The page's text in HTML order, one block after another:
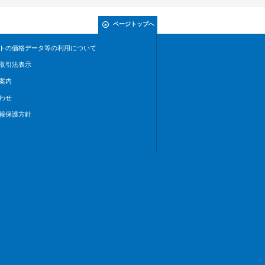
ページトップへ
の価格データ等の利用について
引法表示
内
せ
保護方針